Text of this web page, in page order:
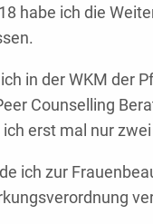
habe ich die
in der WKM der
Counselling
erst mal nur
ich zur